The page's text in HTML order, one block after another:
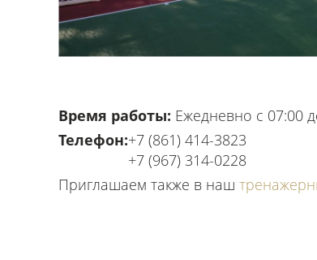
Время работы: Ежедневно с 07:00
Телефон:+7 (861) 414-3823
+7 (967) 314-0228
Приглашаем также в наш